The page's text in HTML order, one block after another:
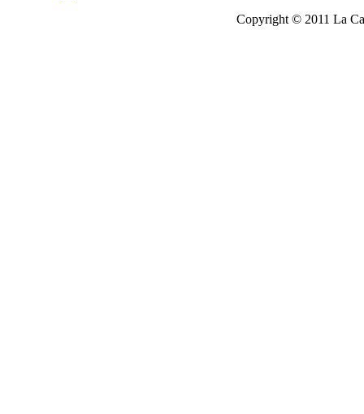
Copyright © 2011 La